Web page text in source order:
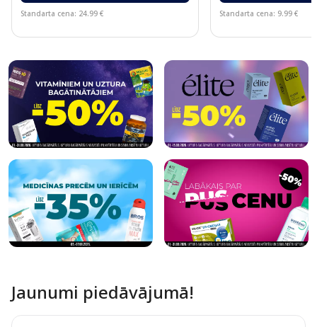
Standarta cena: 24.99 € Standarta cena: 9.99 €
Jaunumi piedāvājumā!